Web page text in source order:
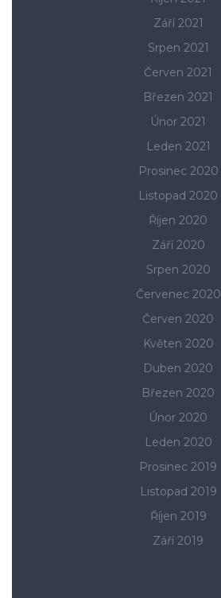
Září 2021
Srpen 2021
Červen 2021
Březen 2021
Únor 2021
Leden 2021
Prosinec 2020
Listopad 2020
Říjen 2020
Září 2020
Srpen 2020
Červenec 2020
Červen 2020
Květen 2020
Duben 2020
Březen 2020
Únor 2020
Leden 2020
Prosinec 2019
Listopad 2019
Říjen 2019
Září 2019